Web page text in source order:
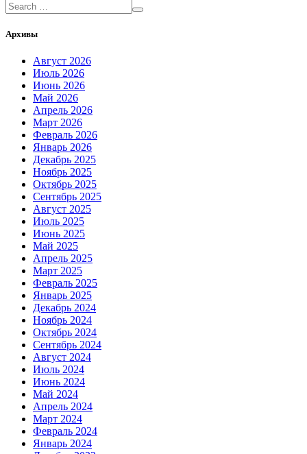
Архивы
Август 2026
Июль 2026
Июнь 2026
Май 2026
Апрель 2026
Март 2026
Февраль 2026
Январь 2026
Декабрь 2025
Ноябрь 2025
Октябрь 2025
Сентябрь 2025
Август 2025
Июль 2025
Июнь 2025
Май 2025
Апрель 2025
Март 2025
Февраль 2025
Январь 2025
Декабрь 2024
Ноябрь 2024
Октябрь 2024
Сентябрь 2024
Август 2024
Июль 2024
Июнь 2024
Май 2024
Апрель 2024
Март 2024
Февраль 2024
Январь 2024